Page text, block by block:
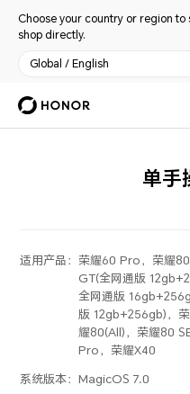
Choose your country or region to
shop directly.
Global / English
单手
适用产品： 荣耀60 Pro，荣耀
GT(全网通版
全网通版
版 12gb+256gb)，
耀80(All)，荣耀80
Pro，荣耀X40
系统版本：MagicOS 7.0